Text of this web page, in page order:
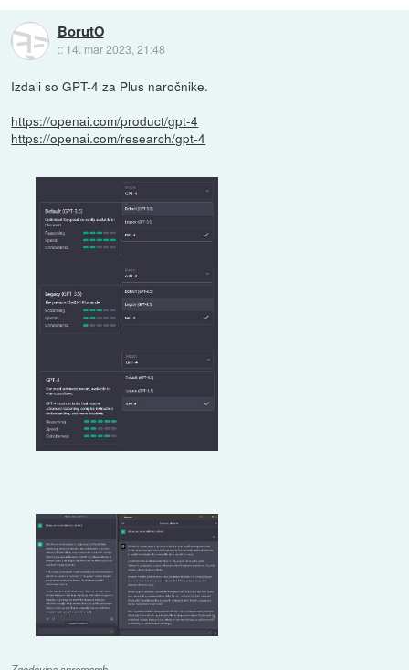
BorutO
:: 14. mar 2023, 21:48
Izdali so GPT-4 za Plus naročnike.
https://openai.com/product/gpt-4
https://openai.com/research/gpt-4